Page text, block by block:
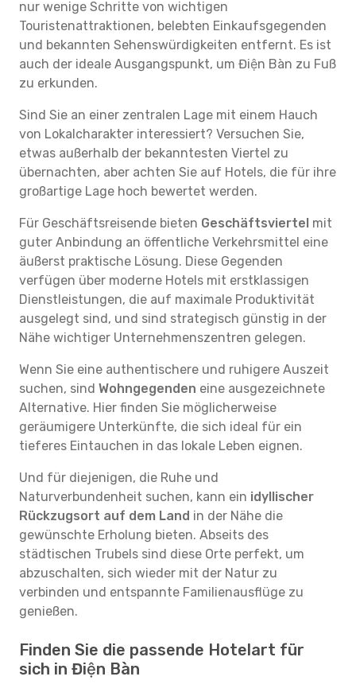
nur wenige Schritte von wichtigen
Touristenattraktionen, belebten Einkaufsgegenden
und bekannten Sehenswürdigkeiten entfernt. Es ist
auch der ideale Ausgangspunkt, um Điện Bàn zu Fuß
zu erkunden.
Sind Sie an einer zentralen Lage mit einem Hauch
von Lokalcharakter interessiert? Versuchen Sie,
etwas außerhalb der bekanntesten Viertel zu
übernachten, aber achten Sie auf Hotels, die für ihre
großartige Lage hoch bewertet werden.
Für Geschäftsreisende bieten Geschäftsviertel mit
guter Anbindung an öffentliche Verkehrsmittel eine
äußerst praktische Lösung. Diese Gegenden
verfügen über moderne Hotels mit erstklassigen
Dienstleistungen, die auf maximale Produktivität
ausgelegt sind, und sind strategisch günstig in der
Nähe wichtiger Unternehmenszentren gelegen.
Wenn Sie eine authentischere und ruhigere Auszeit
suchen, sind Wohngegenden eine ausgezeichnete
Alternative. Hier finden Sie möglicherweise
geräumigere Unterkünfte, die sich ideal für ein
tieferes Eintauchen in das lokale Leben eignen.
Und für diejenigen, die Ruhe und
Naturverbundenheit suchen, kann ein idyllischer
Rückzugsort auf dem Land in der Nähe die
gewünschte Erholung bieten. Abseits des
städtischen Trubels sind diese Orte perfekt, um
abzuschalten, sich wieder mit der Natur zu
verbinden und entspannte Familienausflüge zu
genießen.
Finden Sie die passende Hotelart für
sich in Điện Bàn